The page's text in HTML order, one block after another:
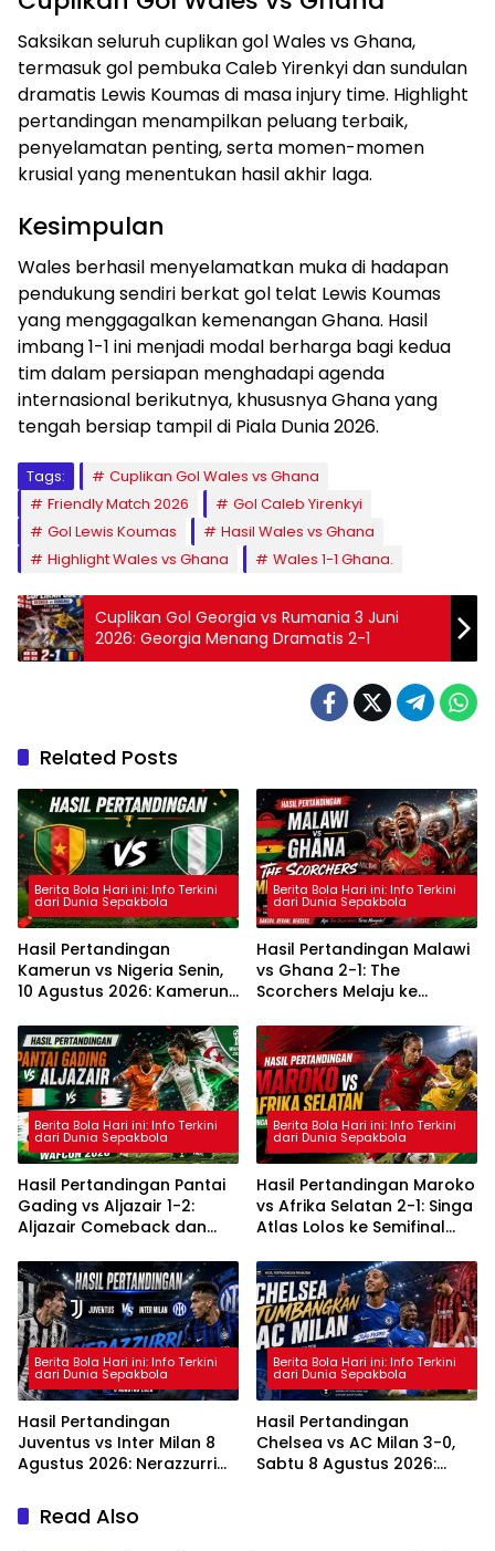
Saksikan seluruh cuplikan gol Wales vs Ghana,
termasuk gol pembuka Caleb Yirenkyi dan sundulan
dramatis Lewis Koumas di masa injury time. Highlight
pertandingan menampilkan peluang terbaik,
penyelamatan penting, serta momen-momen
krusial yang menentukan hasil akhir laga.
Kesimpulan
Wales berhasil menyelamatkan muka di hadapan
pendukung sendiri berkat gol telat Lewis Koumas
yang menggagalkan kemenangan Ghana. Hasil
imbang 1-1 ini menjadi modal berharga bagi kedua
tim dalam persiapan menghadapi agenda
internasional berikutnya, khususnya Ghana yang
tengah bersiap tampil di Piala Dunia 2026.
Tags:
Cuplikan Gol Wales vs Ghana
Friendly Match 2026
Gol Caleb Yirenkyi
Gol Lewis Koumas
Hasil Wales vs Ghana
Highlight Wales vs Ghana
Wales 1-1 Ghana.
Cuplikan Gol Georgia vs Rumania 3 Juni
2026: Georgia Menang Dramatis 2-1
Related Posts
Berita Bola Hari ini: Info Terkini
dari Dunia Sepakbola
Hasil Pertandingan
Kamerun vs Nigeria Senin,
10 Agustus 2026: Kamerun
Berita Bola Hari ini: Info Terkini
dari Dunia Sepakbola
Hasil Pertandingan Malawi
vs Ghana 2-1: The
Scorchers Melaju ke
Berita Bola Hari ini: Info Terkini
dari Dunia Sepakbola
Hasil Pertandingan Pantai
Gading vs Aljazair 1-2:
Aljazair Comeback dan
2026
Berita Bola Hari ini: Info Terkini
dari Dunia Sepakbola
Hasil Pertandingan Maroko
vs Afrika Selatan 2-1: Singa
Atlas Lolos ke Semifinal
Berita Bola Hari ini: Info Terkini
dari Dunia Sepakbola
Hasil Pertandingan
Juventus vs Inter Milan 8
Agustus 2026: Nerazzurri
Berita Bola Hari ini: Info Terkini
dari Dunia Sepakbola
Hasil Pertandingan
Chelsea vs AC Milan 3-0,
Sabtu 8 Agustus 2026:
Read Also